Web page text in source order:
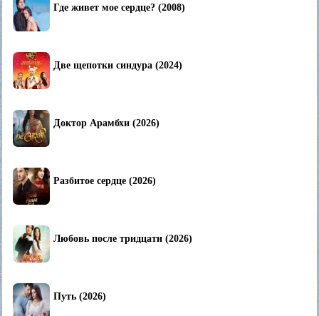
Где живет мое сердце? (2008)
Две щепотки синдура (2024)
Доктор Арамбхи (2026)
Разбитое сердце (2026)
Любовь после тридцати (2026)
Путь (2026)